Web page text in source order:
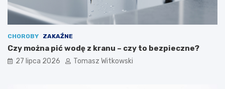
CHOROBY ZAKAŹNE
Czy można pić wodę z kranu – czy to bezpieczne?
27 lipca 2026 Tomasz Witkowski